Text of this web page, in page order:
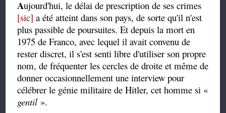
Aujourd'hui, le délai de prescription de ses crimes
[sic] a été atteint dans son pays, de sorte qu'il n'est
plus passible de poursuites. Et depuis la mort en
1975 de Franco, avec lequel il avait convenu de
rester discret, il s'est senti libre d'utiliser son propre
nom, de fréquenter les cercles de droite et même de
donner occasionnellement une interview pour
célébrer le génie militaire de Hitler, cet homme si «
gentil ».